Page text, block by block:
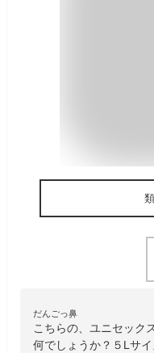
だんごっ鼻
こちらの、ユニセック
何でしょうか？５Lサ